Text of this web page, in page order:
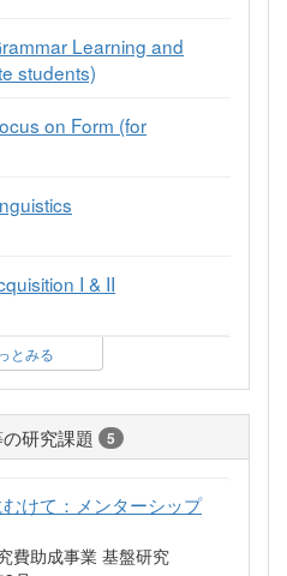
Learning and
students)
on Form (for
I & II
とみる
研究課題 5
けて：メンターシップ
費助成事業 基盤研究